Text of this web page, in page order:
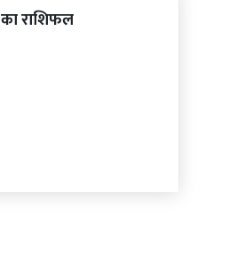
का राशिफल